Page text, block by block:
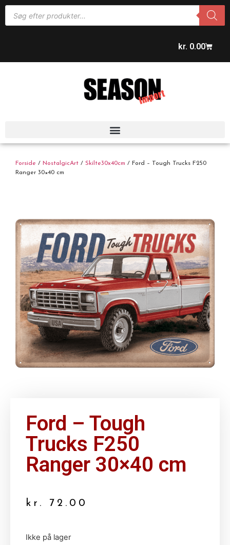
kr. 0.00
Forside / NostalgicArt / Skilte30x40cm / Ford – Tough Trucks F250
Ranger 30×40 cm
Ford – Tough
Trucks F250
Ranger 30×40 cm
kr. 72.00
Ikke på lager